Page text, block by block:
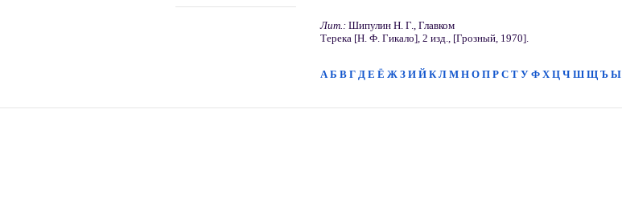
Лит.: Шипулин Н. Г., Главком
Терека [Н. Ф. Гикало], 2 изд., [Грозный, 1970].
А Б В Г Д Е Ё Ж З И Й К Л М Н О П Р С Т У Ф Х Ц Ч Ш Щ Ъ Ы